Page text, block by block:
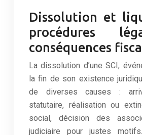
Dissolution et
procédures
conséquences
La dissolution d’une SCI,
la fin de son existence
de diverses causes :
statutaire, réalisation ou
social, décision des
judiciaire pour justes